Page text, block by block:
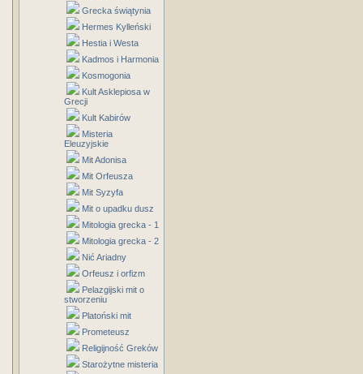
Grecka świątynia
Hermes Kylleński
Hestia i Westa
Kadmos i Harmonia
Kosmogonia
Kult Asklepiosa w
Grecji
Kult Kabirów
Misteria
Eleuzyjskie
Mit Adonisa
Mit Orfeusza
Mit Syzyfa
Mit o upadku dusz
Mitologia grecka - 1
Mitologia grecka - 2
Nić Ariadny
Orfeusz i orfizm
Pelazgijski mit o
stworzeniu
Platoński mit
Prometeusz
Religijność Greków
Starożytne misteria